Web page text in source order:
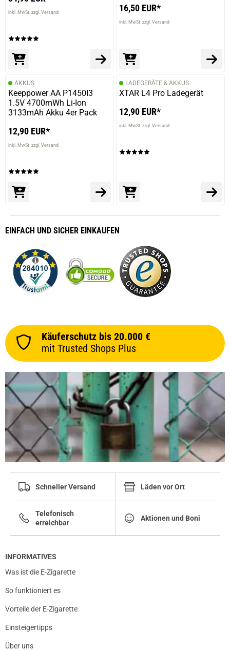
inkl. MwSt. zzgl. Versand 16,50 EUR*
inkl. MwSt. zzgl. Versand
AKKUS
Keeppower AA P1450I3
1.5V 4700mWh Li-Ion
3133mAh Akku 4er Pack
12,90 EUR*
inkl. MwSt. zzgl. Versand
LADEGERÄTE & AKKUS
XTAR L4 Pro Ladegerät
12,90 EUR*
inkl. MwSt. zzgl. Versand
EINFACH UND SICHER EINKAUFEN
Käuferschutz bis 20.000 €
mit Trusted Shops Plus
Schneller Versand Läden vor Ort
Telefonisch
erreichbar
Aktionen und Boni
INFORMATIVES
Was ist die E-Zigarette
So funktioniert es
Vorteile der E-Zigarette
Einsteigertipps
Über uns